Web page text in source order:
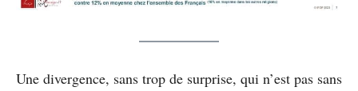
Une divergence, sans trop de surprise, qui n’est pas sans